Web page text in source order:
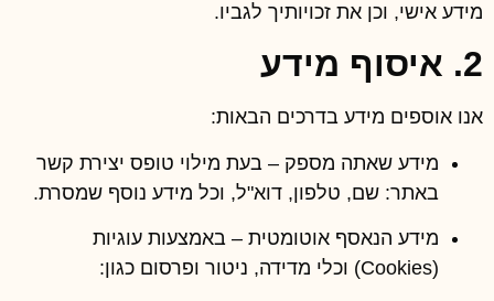
מידע אישי, וכן את זכויותיך לגביו.
2. איסוף מידע
אנו אוספים מידע בדרכים הבאות:
מידע שאתה מספק – בעת מילוי טופס יצירת קשר
באתר: שם, טלפון, דוא"ל, וכל מידע נוסף שמסרת.
מידע הנאסף אוטומטית – באמצעות עוגיות
(Cookies) וכלי מדידה, ניטור ופרסום כגון: